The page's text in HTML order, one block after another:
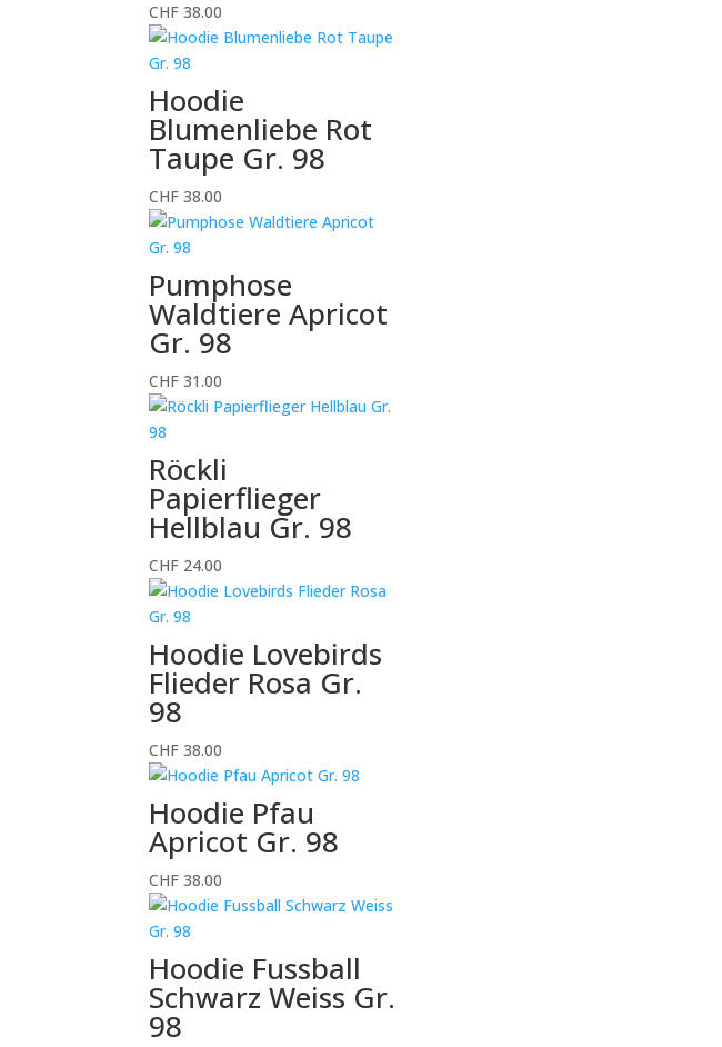
CHF 38.00
Hoodie
Blumenliebe Rot
Taupe Gr. 98
CHF 38.00
Pumphose
Waldtiere Apricot
Gr. 98
CHF 31.00
Röckli
Papierflieger
Hellblau Gr. 98
CHF 24.00
Hoodie Lovebirds
Flieder Rosa Gr.
98
CHF 38.00
Hoodie Pfau
Apricot Gr. 98
CHF 38.00
Hoodie Fussball
Schwarz Weiss Gr.
98